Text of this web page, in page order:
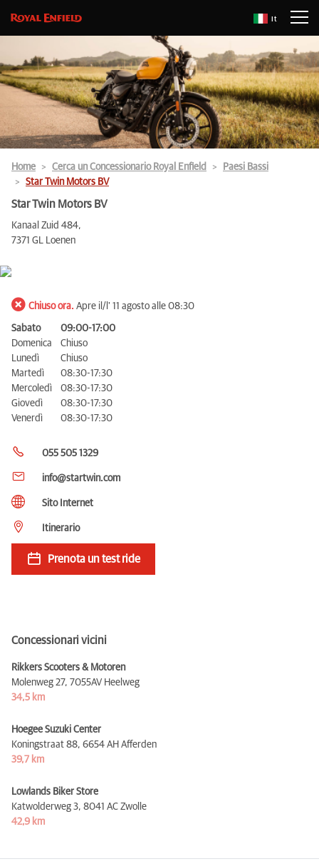
It
Home Cerca un Concessionario Royal Enfield
Paesi Bassi
Star Twin Motors BV
Star Twin Motors BV
Kanaal Zuid 484,
7371 GL Loenen
Chiuso ora. Apre il/l' 11 agosto alle 08:30
Sabato
09:00-17:00
Domenica
Chiuso
Lunedì
Chiuso
Martedì
08:30-17:30
Mercoledì
08:30-17:30
Giovedì
08:30-17:30
Venerdì
08:30-17:30
055 505 1329
info@startwin.com
Sito Internet
Itinerario
Prenota un test ride
Concessionari vicini
Rikkers Scooters & Motoren
Molenweg 27, 7055AV Heelweg
34,5 km
Hoegee Suzuki Center
Koningstraat 88, 6654 AH Afferden
39,7 km
Lowlands Biker Store
Katwolderweg 3, 8041 AC Zwolle
42,9 km